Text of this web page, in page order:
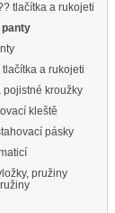
tlačítka a rukojeti
panty
tlačítka a rukojeti
pojistné kroužky
kleště
pásky
pružiny